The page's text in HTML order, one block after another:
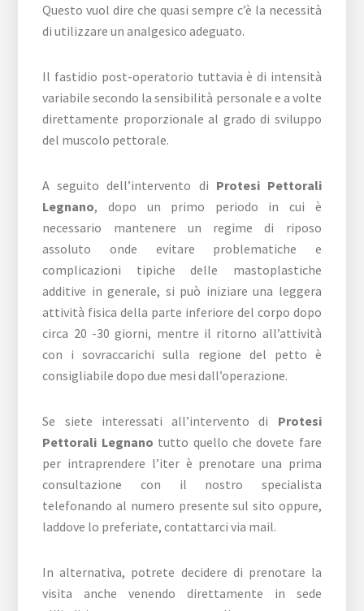
Questo vuol dire che quasi sempre c’è la necessità
di utilizzare un analgesico adeguato.
Il fastidio post-operatorio tuttavia è di intensità
variabile secondo la sensibilità personale e a volte
direttamente proporzionale al grado di sviluppo
del muscolo pettorale.
A seguito dell’intervento di Protesi Pettorali
Legnano, dopo un primo periodo in cui è
necessario mantenere un regime di riposo
assoluto onde evitare problematiche e
complicazioni tipiche delle mastoplastiche
additive in generale, si può iniziare una leggera
attività fisica della parte inferiore del corpo dopo
circa 20 -30 giorni, mentre il ritorno all’attività
con i sovraccarichi sulla regione del petto è
consigliabile dopo due mesi dall’operazione.
Se siete interessati all’intervento di Protesi
Pettorali Legnano tutto quello che dovete fare
per intraprendere l’iter è prenotare una prima
consultazione con il nostro specialista
telefonando al numero presente sul sito oppure,
laddove lo preferiate, contattarci via mail.
In alternativa, potrete decidere di prenotare la
visita anche venendo direttamente in sede